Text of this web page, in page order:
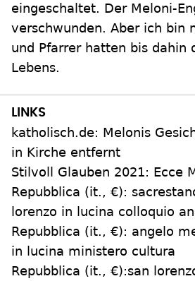
eingeschaltet. Der Meloni-
verschwunden. Aber ich bin
und Pfarrer hatten bis dahin
Lebens.
katholisch.de: Melonis
in Kirche entfernt
Stilvoll Glauben 2021: Ecce
Repubblica (it., €):
lorenzo in lucina colloquio
Repubblica (it., €): angelo
in lucina ministero cultura
Repubblica (it., €):san